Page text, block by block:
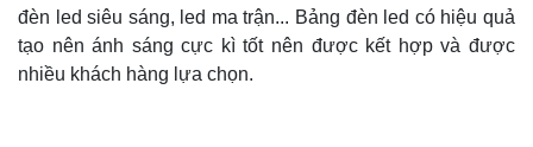
đèn led siêu sáng, led ma trận... Bảng đèn led có hiệu quả
tạo nên ánh sáng cực kì tốt nên được kết hợp và được
nhiều khách hàng lựa chọn.